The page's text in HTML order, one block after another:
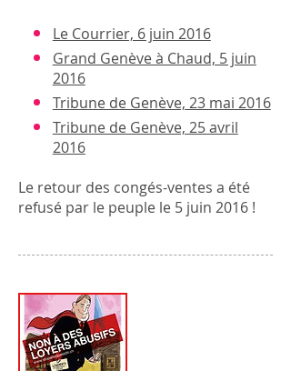
Le Courrier, 6 juin 2016
Grand Genève à Chaud, 5 juin
2016
Tribune de Genève, 23 mai 2016
Tribune de Genève, 25 avril
2016
Le retour des congés-ventes a été
refusé par le peuple le 5 juin 2016 !